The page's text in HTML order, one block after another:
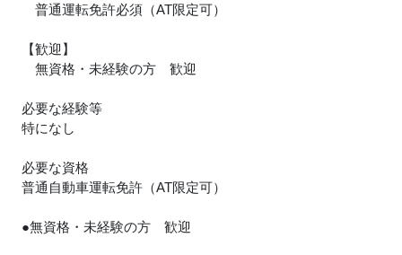
普通運転免許必須（AT限定可）
【歓迎】
無資格・未経験の方 歓迎
必要な経験等
特になし
必要な資格
普通自動車運転免許（AT限定可）
●無資格・未経験の方 歓迎